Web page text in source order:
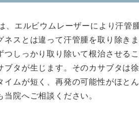
、エルビウムレーザーにより汗管
ネスとは違って汗管腫を取り除き
つしっかり取り除いて根治させる
ブタが生じます。そのカサブタは
イムが短く、再発の可能性がほと
院へご相談ください。